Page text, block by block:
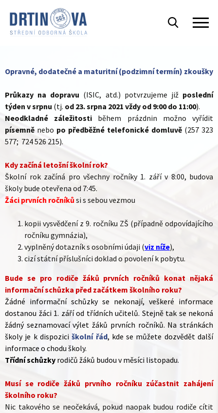
Opravné, dodatečné a maturitní (podzimní termín) zkoušky
Průkazy na dopravu (ISIC, atd.) potvrzujeme již poslední
týden v srpnu (tj. od 23. srpna 2021 vždy od 9:00 do 11:00).
Neodkladné záležitosti během prázdnin možno vyřídit
písemně nebo po předběžné telefonické domluvě (257 323
577; 724 526 215).
Kdy začíná letošní školní rok?
Školní rok začíná pro všechny ročníky 1. září v 8:00, budova
školy bude otevřena od 7:45.
Žáci prvních ročníků si s sebou vezmou
kopii vysvědčení z 9. ročníku ZŠ (případně odpovídajícího
ročníku gymnázia),
vyplněný dotazník s osobními údaji (viz níže),
cizí státní příslušníci doklad o povolení k pobytu.
Bude se pro rodiče žáků prvních ročníků konat nějaká
informační schůzka před začátkem školního roku?
Žádné informační schůzky se nekonají, veškeré informace
dostanou žáci 1. září od třídních učitelů. Stejně tak se nekoná
žádný seznamovací výlet žáků prvních ročníků. Na stránkách
školy je k dispoziciškolní řád, kde se můžete dozvědět další
informace o chodu školy.
Třídní schůzky rodičů žáků budou v měsíci listopadu.
Musí se rodiče žáků prvního ročníku zúčastnit zahájení
školního roku?
Nic takového se neočekává, pokud naopak budou rodiče cítit